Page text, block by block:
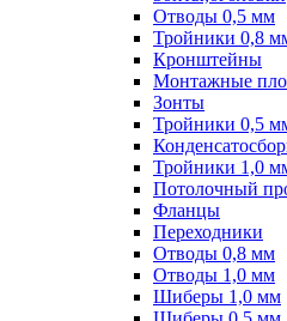
Отводы 0,5 мм
Тройники 0,8
Кронштейны
Монтажные
Зонты
Тройники 0,5
Тройники 1,0
Потолочный
Фланцы
Переходники
Отводы 0,8 мм
Отводы 1,0 мм
Шиберы 1,0 мм